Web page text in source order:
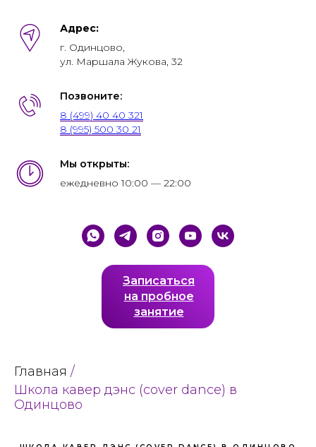
Адрес:
г. Одинцово,
ул. Маршала Жукова, 32
Позвоните:
8 (499) 40 40 321
8 (995) 500 30 21
Мы открыты:
ежедневно 10:00 — 22:00
Записаться
на пробное
занятие
Главная /
Школа кавер дэнс (cover dance) в
Одинцово